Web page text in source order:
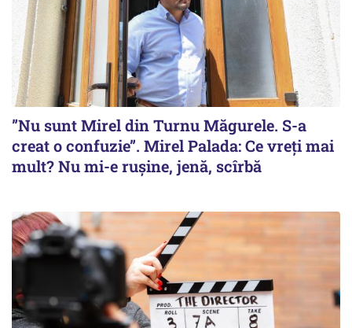
”Nu sunt Mirel din Turnu Măgurele. S-a
creat o confuzie”. Mirel Palada: Ce vreți mai
mult? Nu mi-e rușine, jenă, scîrbă